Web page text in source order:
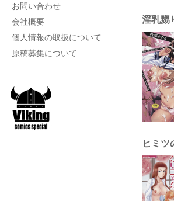
淫乳嬲
ヒミツ
お問い合わせ
会社概要
個人情報の取扱について
原稿募集について